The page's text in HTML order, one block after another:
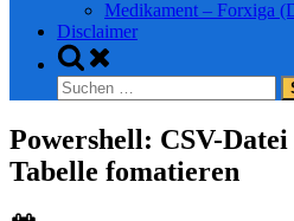
Medikament – Forxiga
Disclaimer
Toggle
search
form
Suchen
nach:
Powershell: CSV-
Tabelle fomatieren